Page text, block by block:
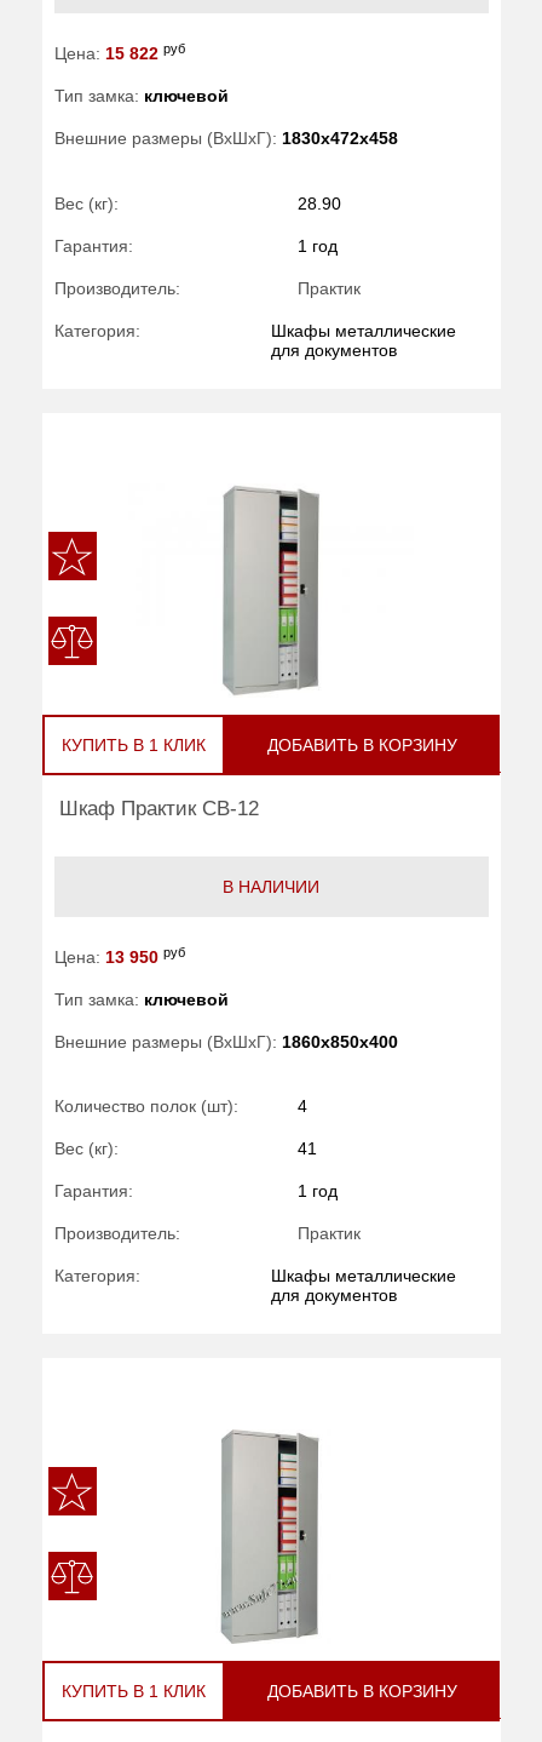
Цена: 15 822 руб
Тип замка: ключевой
Внешние размеры (ВхШхГ): 1830x472x458
Вес (кг): 28.90
Гарантия: 1 год
Производитель: Практик
Категория:
Шкафы металлические
для документов
КУПИТЬ В 1 КЛИК ДОБАВИТЬ В КОРЗИНУ
Шкаф Практик CB-12
В НАЛИЧИИ
Цена: 13 950 руб
Тип замка: ключевой
Внешние размеры (ВхШхГ): 1860x850x400
Количество полок (шт): 4
Вес (кг): 41
Гарантия: 1 год
Производитель: Практик
Категория:
Шкафы металлические
для документов
КУПИТЬ В 1 КЛИК ДОБАВИТЬ В КОРЗИНУ